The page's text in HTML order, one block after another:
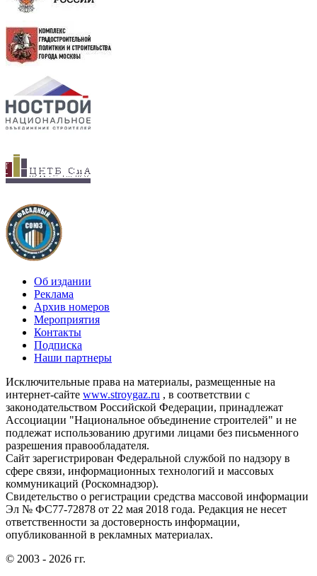
Об издании
Реклама
Архив номеров
Мероприятия
Контакты
Подписка
Наши партнеры
Исключительные права на материалы, размещенные на
интернет-сайте www.stroygaz.ru , в соответствии с
законодательством Российской Федерации, принадлежат
Ассоциации "Национальное объединение строителей" и не
подлежат использованию другими лицами без письменного
разрешения правообладателя.
Сайт зарегистрирован Федеральной службой по надзору в
сфере связи, информационных технологий и массовых
коммуникаций (Роскомнадзор).
Свидетельство о регистрации средства массовой информации
Эл № ФС77-72878 от 22 мая 2018 года. Редакция не несет
ответственности за достоверность информации,
опубликованной в рекламных материалах.
© 2003 - 2026 гг.